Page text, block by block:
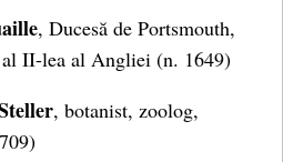
, Ducesă de Portsmouth,
II-lea al Angliei (n. 1649)
, botanist, zoolog,